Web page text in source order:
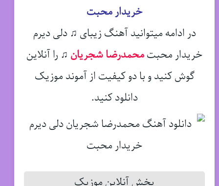
خریدار محبت
در ادامه میتوانید آهنگ زیبای ♫ دلی دیرم
خریدار محبتمحمدرضا شجریان ♫ را آنلاین
گوش کنید و با دو کیفیت از آموند موزیک
دانلود کنید.
پخش آنلاین موزیک